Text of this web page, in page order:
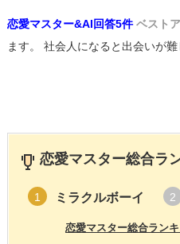
恋愛マスター&AI回答5件 ベスト
ます。 社会人になると出会いが難
恋愛マスター総合ラ
1 ミラクルボーイ 2
恋愛マスター総合ラン